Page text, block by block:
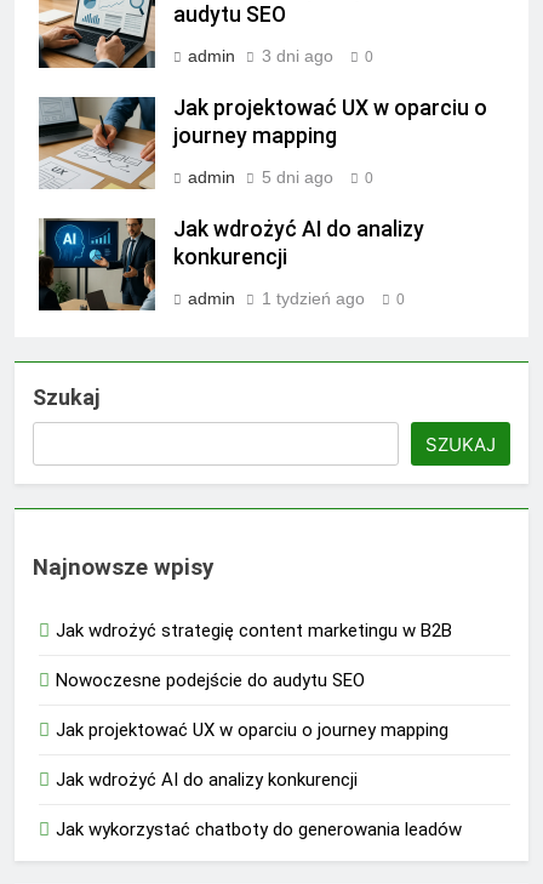
audytu SEO
admin 3 dni ago 0
Jak projektować UX w oparciu o
journey mapping
admin 5 dni ago 0
Jak wdrożyć AI do analizy
konkurencji
admin 1 tydzień ago 0
Szukaj
SZUKAJ
Najnowsze wpisy
Jak wdrożyć strategię content marketingu w B2B
Nowoczesne podejście do audytu SEO
Jak projektować UX w oparciu o journey mapping
Jak wdrożyć AI do analizy konkurencji
Jak wykorzystać chatboty do generowania leadów